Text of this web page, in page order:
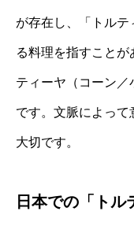
が存在し、「トル
る料理を指すこと
ティーヤ（コーン
です。文脈によっ
大切です。
日本での「トル